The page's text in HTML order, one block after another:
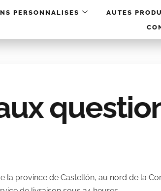
PERSONNALISES AUTES
la province de Castellón, au nord de la